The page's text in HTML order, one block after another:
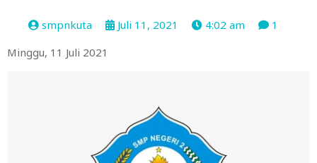
smpnkuta Juli 11, 2021 4:02 am
1
Minggu, 11 Juli 2021